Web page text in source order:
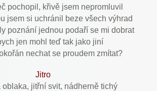
pochopil, křivě jsem nepromluvil
jsem si uchránil beze všech výhrad
poznání jednou podaří se mi dobrat
jen mohl teď tak jako jiní
nechat se proudem zmítat?
Jitro
oblaka, jitřní svit, nádherně tichý